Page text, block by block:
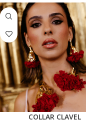
COLLAR CLAVEL